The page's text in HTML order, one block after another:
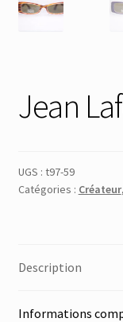
Réinitialisation du
Search Results
Jean
UGS : t97-59
Catégories : Créateur,
Description
Informations